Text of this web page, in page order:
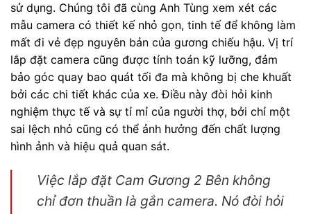
sử dụng. Chúng tôi đã cùng Anh Tùng xem xét các
mẫu camera có thiết kế nhỏ gọn, tinh tế để không làm
mất đi vẻ đẹp nguyên bản của gương chiếu hậu. Vị trí
lắp đặt camera cũng được tính toán kỹ lưỡng, đảm
bảo góc quay bao quát tối đa mà không bị che khuất
bởi các chi tiết khác của xe. Điều này đòi hỏi kinh
nghiệm thực tế và sự tỉ mỉ của người thợ, bởi chỉ một
sai lệch nhỏ cũng có thể ảnh hưởng đến chất lượng
hình ảnh và hiệu quả quan sát.
Việc lắp đặt Cam Gương 2 Bên không
chỉ đơn thuần là gắn camera. Nó đòi hỏi